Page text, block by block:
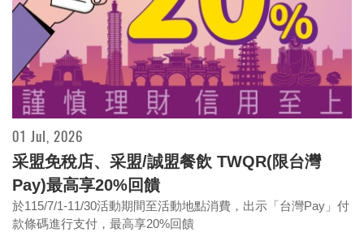
01 Jul, 2026
采盟免稅店、采盟/誠盟餐飲 TWQR(限台灣
Pay)最高享20%回饋
於115/7/1-11/30活動期間至活動地點消費，出示「台灣Pay」付
款條碼進行支付，最高享20%回饋